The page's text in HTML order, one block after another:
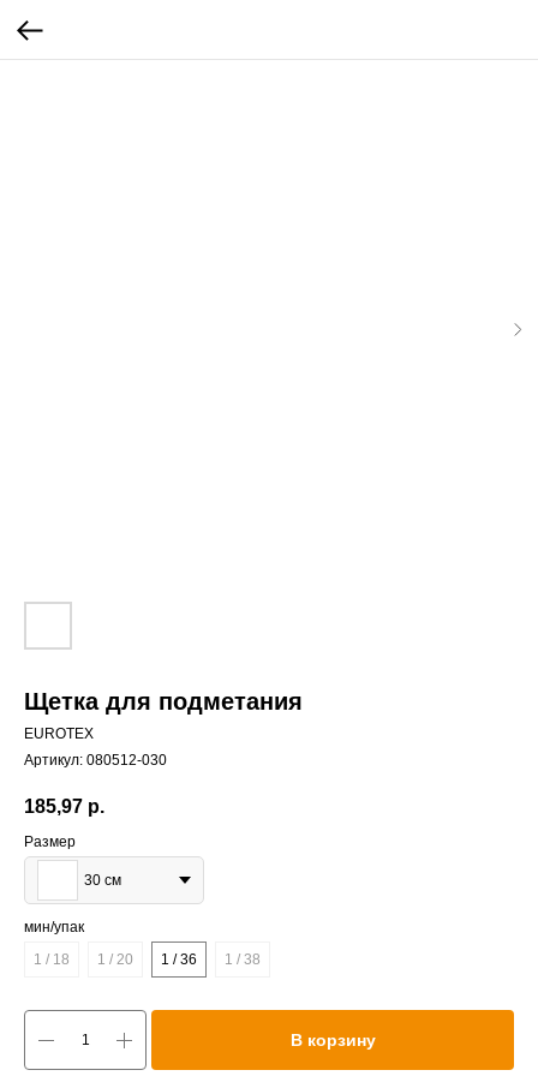
Щетка для подметания
EUROTEX
Артикул: 080512-030
185,97 р.
Размер
30 см
мин/упак
1 / 18
1 / 20 1 / 36 1 / 38
В корзину